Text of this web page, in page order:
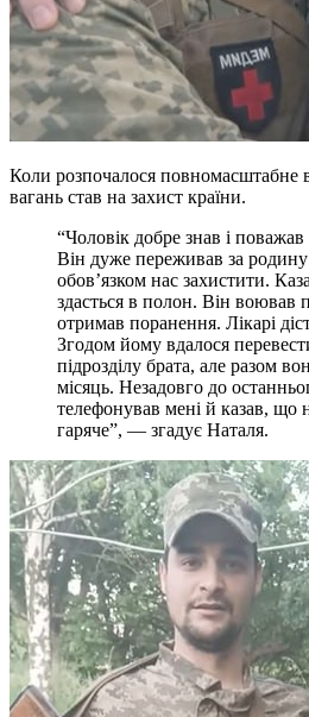
Коли розпочалося повномасштабне
вагань став на захист країни.
“Чоловік добре знав і поважав
Він дуже переживав за
обов’язком нас захистити.
здасться в полон. Він воював
отримав поранення. Лікарі
Згодом йому вдалося
підрозділу брата, але разом
місяць. Незадовго до
телефонував мені й казав,
гаряче”, — згадує Наталя.